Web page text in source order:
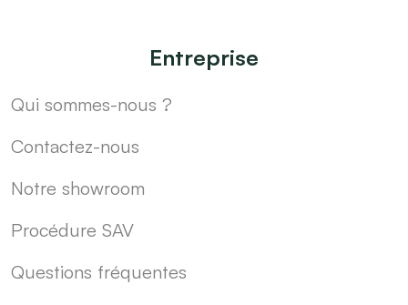
Entreprise
Qui sommes-nous ?
Contactez-nous
Notre showroom
Procédure SAV
Questions fréquentes